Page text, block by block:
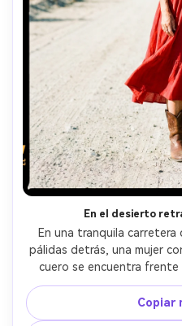
En el desierto
En una tranquila
pálidas detrás, una mujer
cuero se encuentra frente
pelo, Kodak Ektar 100
punzante y grano nítido,
completo a medio cuerpo
Copiar